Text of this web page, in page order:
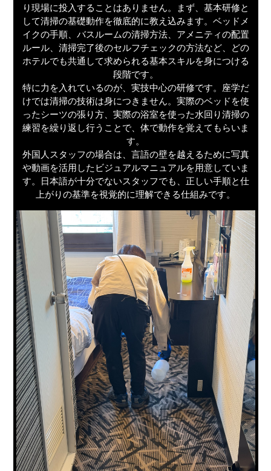
り現場に投入することはありません。まず、基本研修と
して清掃の基礎動作を徹底的に教え込みます。ベッドメ
イクの手順、バスルームの清掃方法、アメニティの配置
ルール、清掃完了後のセルフチェックの方法など、どの
ホテルでも共通して求められる基本スキルを身につける
段階です。
特に力を入れているのが、実技中心の研修です。座学だ
けでは清掃の技術は身につきません。実際のベッドを使
ったシーツの張り方、実際の浴室を使った水回り清掃の
練習を繰り返し行うことで、体で動作を覚えてもらいま
す。
外国人スタッフの場合は、言語の壁を越えるために写真
や動画を活用したビジュアルマニュアルを用意していま
す。日本語が十分でないスタッフでも、正しい手順と仕
上がりの基準を視覚的に理解できる仕組みです。